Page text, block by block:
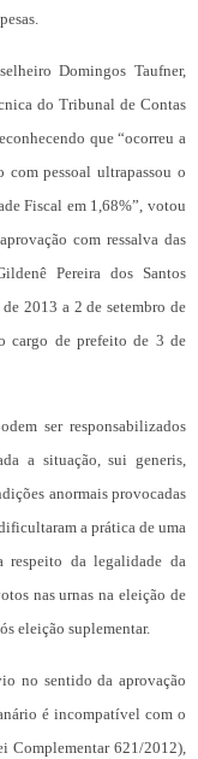
Domingos Taufner,
do Tribunal de Contas
que “ocorreu a
pessoal ultrapassou o
Fiscal em 1,68%”, votou
com ressalva das
Pereira dos Santos
2013 a 2 de setembro de
cargo de prefeito de 3 de
ser responsabilizados
a situação, sui generis,
anormais provocadas
a prática de uma
respeito da legalidade da
nas urnas na eleição de
eleição suplementar.
no sentido da aprovação
é incompatível com o
Complementar 621/2012),